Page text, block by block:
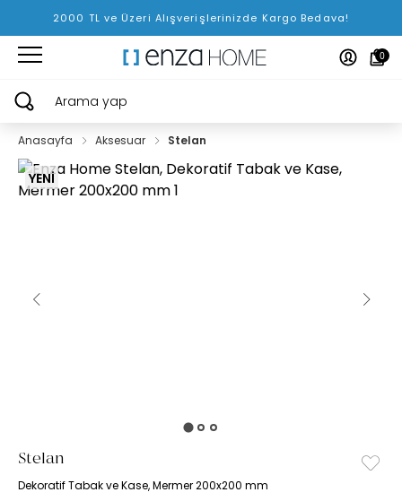
2000 TL ve Üzeri Alışverişlerinizde Kargo Bedava!
0
Arama yap
Anasayfa Aksesuar Stelan
YENİ
Stelan
Dekoratif Tabak ve Kase, Mermer 200x200 mm